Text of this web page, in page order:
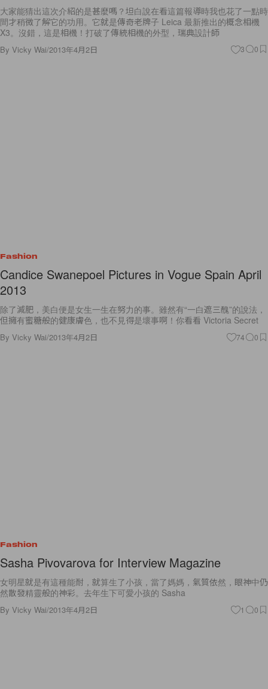
大家能猜出這次介紹的是甚麼嗎？坦白說在看這篇報導時我也花了一點時
間才稍微了解它的功用。它就是傳奇老牌子 Leica 最新推出的概念相機
X3。沒錯，這是相機！打破了傳統相機的外型，瑞典設計師
By Vicky Wai/2013年4月2日 3 0
Fashion
Candice Swanepoel Pictures in Vogue Spain April
2013
除了減肥，美白便是女生一生在努力的事。雖然有“一白遮三醜”的說法，
但擁有蜜糖般的健康膚色，也不見得是壞事啊！你看看 Victoria Secret
By Vicky Wai/2013年4月2日 74 0
Fashion
Sasha Pivovarova for Interview Magazine
女明星就是有這種能耐，就算生了小孩，當了媽媽，氣質依然，眼神中仍
然散發精靈般的神彩。去年生下可愛小孩的 Sasha
By Vicky Wai/2013年4月2日 1 0